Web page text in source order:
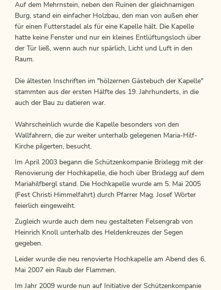
Auf dem Mehrnstein, neben den Ruinen der gleichnamigen
Burg, stand ein einfacher Holzbau, den man von außen eher
für einen Futterstadel als für eine Kapelle hält. Die Kapelle
hatte keine Fenster und nur ein kleines Entlüftungsloch über
der Tür ließ, wenn auch nur spärlich, Licht und Luft in den
Raum.
Die ältesten Inschriften im "hölzernen Gästebuch der Kapelle"
stammten aus der ersten Hälfte des 19. Jahrhunderts, in die
auch der Bau zu datieren war.
Wahrscheinlich wurde die Kapelle besonders von den
Wallfahrern, die zur weiter unterhalb gelegenen Maria-Hilf-
Kirche pilgerten, besucht.
Im April 2003 begann die Schützenkompanie Brixlegg mit der
Renovierung der Hochkapelle, die hoch über Brixlegg auf dem
Mariahilfbergl stand. Die Hochkapelle wurde am 5. Mai 2005
(Fest Christi Himmelfahrt) durch Pfarrer Mag. Josef Wörter
feierlich eingeweiht.
Zugleich wurde auch dem neu gestalteten Felsengrab von
Heinrich Knoll unterhalb des Heldenkreuzes der Segen
gegeben.
Leider wurde die neu renovierte Hochkapelle am Abend des 6.
Mai 2007 ein Raub der Flammen.
Im Jahr 2009 wurde nun auf Initiative der Schützenkompanie